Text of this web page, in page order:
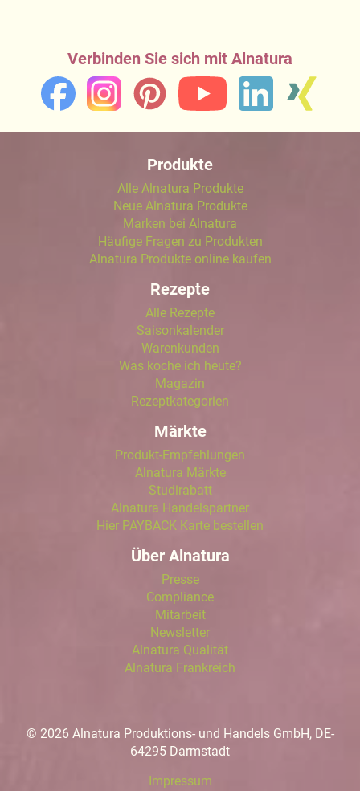
Verbinden Sie sich mit Alnatura
Produkte
Alle Alnatura Produkte
Neue Alnatura Produkte
Marken bei Alnatura
Häufige Fragen zu Produkten
Alnatura Produkte online kaufen
Rezepte
Alle Rezepte
Saisonkalender
Warenkunden
Was koche ich heute?
Magazin
Rezeptkategorien
Märkte
Produkt-Empfehlungen
Alnatura Märkte
Studirabatt
Alnatura Handelspartner
Hier PAYBACK Karte bestellen
Über Alnatura
Presse
Compliance
Mitarbeit
Newsletter
Alnatura Qualität
Alnatura Frankreich
© 2026 Alnatura Produktions- und Handels GmbH, DE-
64295 Darmstadt
Impressum